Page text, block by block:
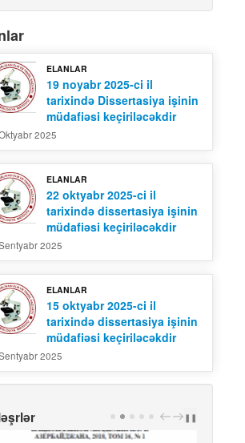
ELANLAR
19 noyabr 2025-ci il
tarixində Dissertasiya işinin
müdafiəsi keçiriləcəkdir
2025
ELANLAR
22 oktyabr 2025-ci il
tarixində dissertasiya işinin
müdafiəsi keçiriləcəkdir
2025
ELANLAR
15 oktyabr 2025-ci il
tarixində dissertasiya işinin
müdafiəsi keçiriləcəkdir
2025
PREV
NEXT
❚❚